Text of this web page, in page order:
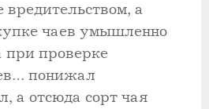
а
чаев умышленно
проверке
понижал
а отсюда сорт чая